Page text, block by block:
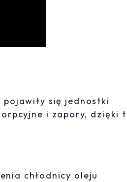
pojawiły się jednostki
i zapory, dzięki
chłodnicy oleju